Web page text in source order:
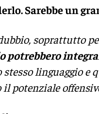
Sarebbe un
soprattutto
potrebbero
stesso linguaggio e
potenziale